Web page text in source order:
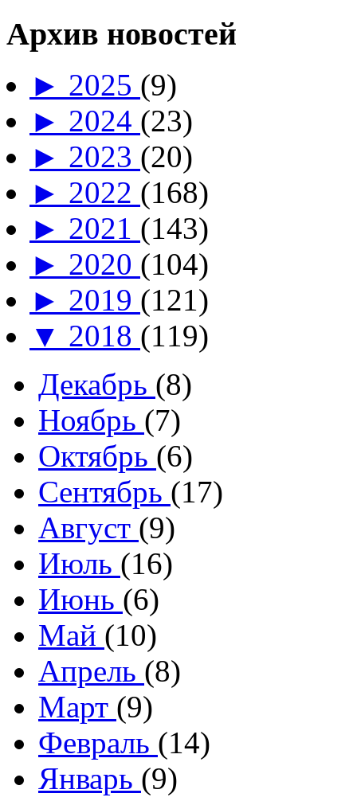
Архив новостей
► 2025 (9)
► 2024 (23)
► 2023 (20)
► 2022 (168)
► 2021 (143)
► 2020 (104)
► 2019 (121)
▼ 2018 (119)
Декабрь (8)
Ноябрь (7)
Октябрь (6)
Сентябрь (17)
Август (9)
Июль (16)
Июнь (6)
Май (10)
Апрель (8)
Март (9)
Февраль (14)
Январь (9)